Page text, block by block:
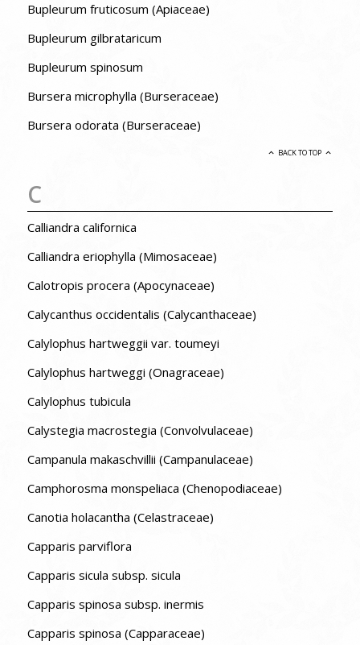
Bupleurum fruticosum (Apiaceae)
Bupleurum gilbrataricum
Bupleurum spinosum
Bursera microphylla (Burseraceae)
Bursera odorata (Burseraceae)
BACK TO TOP
C
Calliandra californica
Calliandra eriophylla (Mimosaceae)
Calotropis procera (Apocynaceae)
Calycanthus occidentalis (Calycanthaceae)
Calylophus hartweggii var. toumeyi
Calylophus hartweggi (Onagraceae)
Calylophus tubicula
Calystegia macrostegia (Convolvulaceae)
Campanula makaschvillii (Campanulaceae)
Camphorosma monspeliaca (Chenopodiaceae)
Canotia holacantha (Celastraceae)
Capparis parviflora
Capparis sicula subsp. sicula
Capparis spinosa subsp. inermis
Capparis spinosa (Capparaceae)